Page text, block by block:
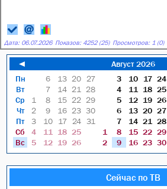
Дата: 06.07.2026 Показов: 4252 (25) Просмотров: 1 (0)
◄ Август 2026
Пн
Вт
Ср
Чт
Пт
Сб
Вс
6 13 20
27
7
14 21
28
1
8 15 22 29
2
9 16 23 30
3
10 17 24 31
4
11 18 25
5
12 19 26
3 10 17 24
4
11 18 25
5
12 19 26
6
13 20 27
7
14 21
28
1
8 15 22 29
2
9 16 23 30
Сейчас по ТВ